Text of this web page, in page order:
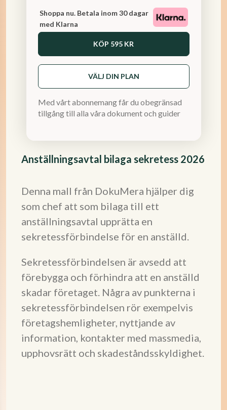
Anställningsavtal bilaga sekretess 2026
Denna mall från DokuMera hjälper dig
som chef att som bilaga till ett
anställningsavtal upprätta en
sekretessförbindelse för en anställd.
Sekretessförbindelsen är avsedd att
förebygga och förhindra att en anställd
skadar företaget. Några av punkterna i
sekretessförbindelsen rör exempelvis
företagshemligheter, nyttjande av
information, kontakter med massmedia,
upphovsrätt och skadeståndsskyldighet.
Shoppa nu. Betala inom 30 dagar
med Klarna
KÖP 595 KR
VÄLJ DIN PLAN
Med vårt abonnemang får du obegränsad
tillgång till alla våra dokument och guider